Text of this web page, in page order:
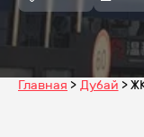
Главная Дубай